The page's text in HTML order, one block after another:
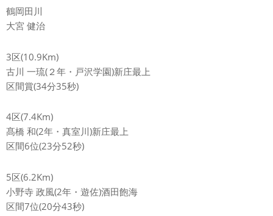
鶴岡田川
大宮 健治
3区(10.9Km)
古川 一琉(２年・戸沢学園)新庄最上
区間賞(34分35秒)
4区(7.4Km)
髙橋 和(2年・真室川)新庄最上
区間6位(23分52秒)
5区(6.2Km)
小野寺 政風(2年・遊佐)酒田飽海
区間7位(20分43秒)